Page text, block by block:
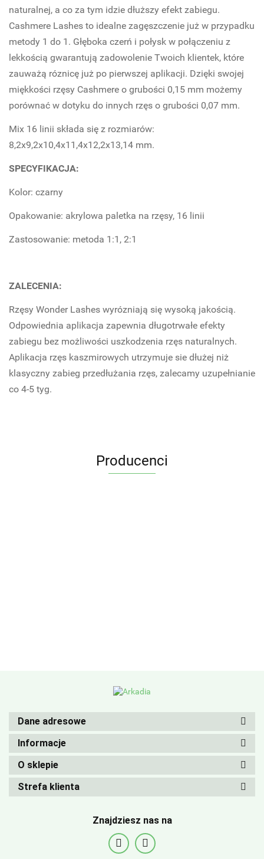
naturalnej, a co za tym idzie dłuższy efekt zabiegu.
Cashmere Lashes to idealne zagęszczenie już w przypadku
metody 1 do 1. Głęboka czerń i połysk w połączeniu z
lekkością gwarantują zadowolenie Twoich klientek, które
zauważą róznicę już po pierwszej aplikacji. Dzięki swojej
miękkości rzęsy Cashmere o grubości 0,15 mm możemy
porównać w dotyku do innych rzęs o grubości 0,07 mm.
Mix 16 linii składa się z rozmiarów:
8,2x9,2x10,4x11,4x12,2x13,14 mm.
SPECYFIKACJA:
Kolor: czarny
Opakowanie: akrylowa paletka na rzęsy, 16 linii
Zastosowanie: metoda 1:1, 2:1
ZALECENIA:
Rzęsy Wonder Lashes wyrózniają się wysoką jakością.
Odpowiednia aplikacja zapewnia długotrwałe efekty
zabiegu bez możliwości uszkodzenia rzęs naturalnych.
Aplikacja rzęs kaszmirowych utrzymuje sie dłużej niż
klasyczny zabieg przedłużania rzęs, zalecamy uzupełnianie
co 4-5 tyg.
Producenci
Dane adresowe
Informacje
O sklepie
Strefa klienta
Znajdziesz nas na